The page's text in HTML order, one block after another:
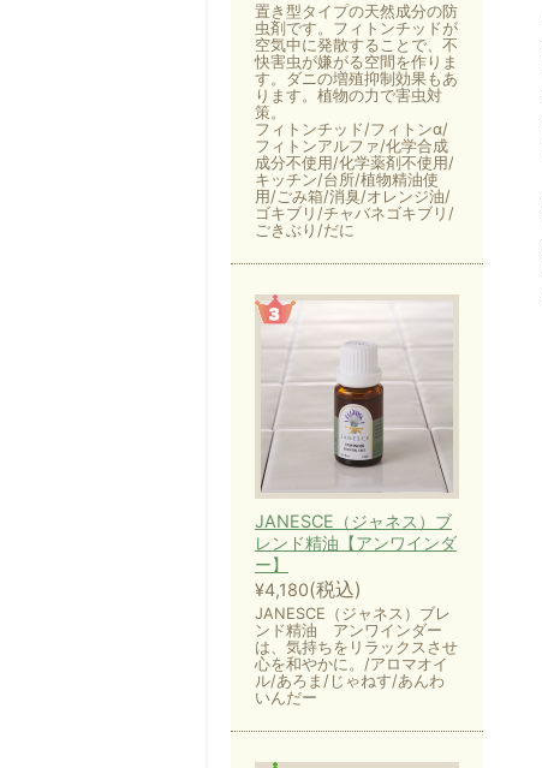
置き型タイプの天然成分の防
虫剤です。フィトンチッドが
空気中に発散することで、不
快害虫が嫌がる空間を作りま
す。ダニの増殖抑制効果もあ
ります。植物の力で害虫対
策。
フィトンチッド/フィトンα/
フィトンアルファ/化学合成
成分不使用/化学薬剤不使用/
キッチン/台所/植物精油使
用/ごみ箱/消臭/オレンジ油/
ゴキブリ/チャバネゴキブリ/
ごきぶり/だに
JANESCE（ジャネス）ブ
レンド精油【アンワインダ
ー】
¥4,180(税込)
JANESCE（ジャネス）ブレ
ンド精油 アンワインダー
は、気持ちをリラックスさせ
心を和やかに。/アロマオイ
ル/あろま/じゃねす/あんわ
いんだー